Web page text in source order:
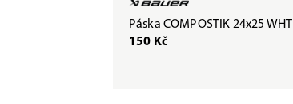
Páska COMPOSTIK 24x25 WHT
150 Kč